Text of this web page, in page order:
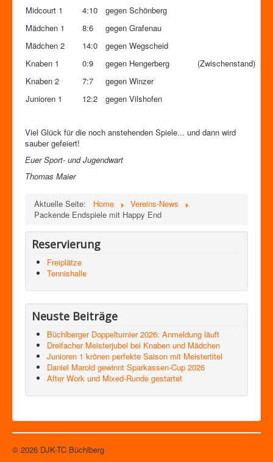
Midcourt 1
4:10
gegen Schönberg
Mädchen 1
8:6
gegen Grafenau
Mädchen 2
14:0
gegen Wegscheid
Knaben 1
0:9 gegen Hengerberg
(Zwischenstand)
Knaben 2
7:7
gegen Winzer
Junioren 1
12:2 gegen Vilshofen
Viel Glück für die noch anstehenden Spiele... und dann wird
sauber gefeiert!
Euer Sport- und Jugendwart
Thomas Maier
Aktuelle Seite: Home
Vereins-News
Packende Endspiele mit Happy End
Reservierung
Freiplätze
Tennishalle
Neuste Beiträge
Büchlberger Doppelturnier 2026: Anmeldung läuft
Dreifacher Meisterjubel bei Knaben und Mädchen
Junioren 1 krönen perfekte Saison mit Meistertitel
Daniel Marold gewinnt Sparkassen-Cup 2026
After Work und Mixed-Runde gestartet
© 2026 DJK-TC Büchlberg